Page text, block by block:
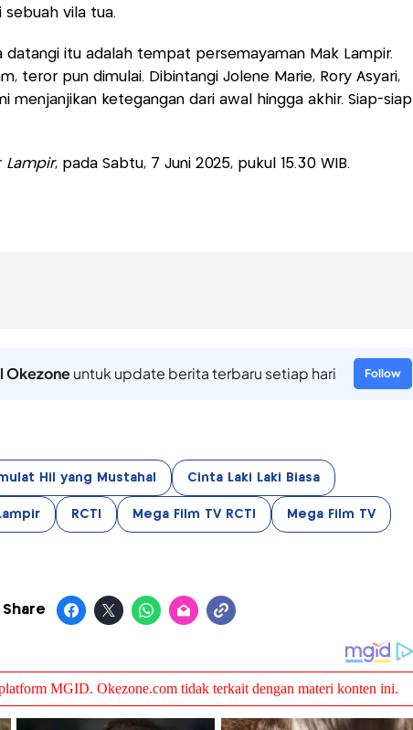
vila tua.
datangi itu adalah tempat persemayaman Mak Lampir.
teror pun dimulai. Dibintangi Jolene Marie, Rory Asyari,
menjanjikan ketegangan dari awal hingga akhir. Siap-siap
Lampir, pada Sabtu, 7 Juni 2025, pukul 15.30 WIB.
Okezoneuntuk update berita terbaru setiap hari Follow
Hil yang Mustahal Cinta Laki Laki Biasa
RCTI Mega Film TV RCTI Mega Film TV
Share